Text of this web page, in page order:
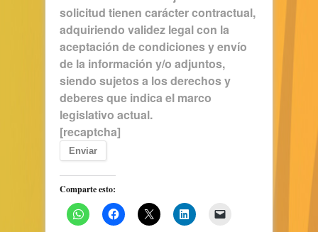
solicitud tienen carácter contractual,
adquiriendo validez legal con la
aceptación de condiciones y envío
de la información y/o adjuntos,
siendo sujetos a los derechos y
deberes que indica el marco
legislativo actual.
[recaptcha]
Comparte esto: